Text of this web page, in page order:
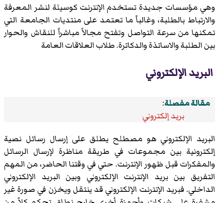
وهي مؤسسات جديدة تستخدم الإنترنت كوسيلة لنشر المعرفة
والارتباط بالطلبة، وغالباً ما تعتمد علىمنتديات الجامعة التي
تمكنها من سرعة التواصل وتفتح مجالاً مباشراً للنقاش والحوار
بين الطلبة والاساتذة والدكاترة. طلاب العلاقات العامة
البريد الإلكتروني
مقالة مفصلة:
بريد إلكتروني
البريد الإلكتروني هو مصطلح يطلق على إرسال رسائل نصية
إلكترونية بين مجموعات في طريقة مناظرة لإرسال الرسائل
والمفكرات قبل ظهور الإنترنت. حتي في وقتنا الحاضر، من المهم
التفريق بين بريد الإنترنت الإلكتروني وبين البريد الإلكتروني
الداخلي. فبريد الإنترنت الإلكتروني قد ينتقل ويخزن في صورة غير